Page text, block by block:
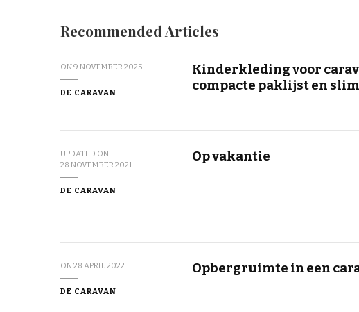
Recommended Articles
ON9 NOVEMBER 2025
DE CARAVAN
Kinderkleding voor
compacte paklijst en
UPDATED ON
28 NOVEMBER 2021
DE CARAVAN
Op vakantie
ON28 APRIL 2022
DE CARAVAN
Opbergruimte in een